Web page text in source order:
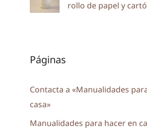
rollo de papel y
Páginas
Contacta a «Manualidades
casa»
Manualidades para hacer en